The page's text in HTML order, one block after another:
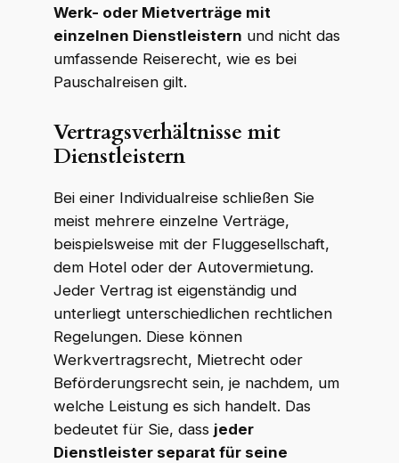
Werk- oder Mietverträge mit
einzelnen Dienstleistern und nicht das
umfassende Reiserecht, wie es bei
Pauschalreisen gilt.
Vertragsverhältnisse mit
Dienstleistern
Bei einer Individualreise schließen Sie
meist mehrere einzelne Verträge,
beispielsweise mit der Fluggesellschaft,
dem Hotel oder der Autovermietung.
Jeder Vertrag ist eigenständig und
unterliegt unterschiedlichen rechtlichen
Regelungen. Diese können
Werkvertragsrecht, Mietrecht oder
Beförderungsrecht sein, je nachdem, um
welche Leistung es sich handelt. Das
bedeutet für Sie, dass jeder
Dienstleister separat für seine